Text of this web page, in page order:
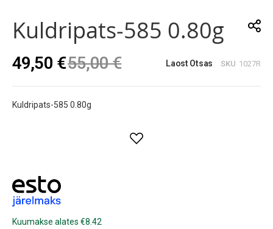
beginning
of
images
gallery
Kuldripats-585 0.80g
49,50 €55,00 € Laost Otsas SKU 1027R
Kuldripats-585 0.80g
Kuumakse alates €8.42